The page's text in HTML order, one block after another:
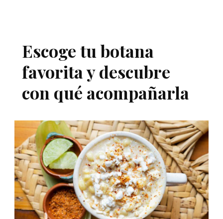
Escoge tu botana
favorita y descubre
con qué acompañarla